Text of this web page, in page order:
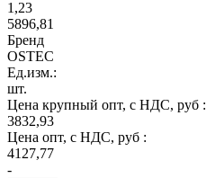
1,23
5896,81
Бренд
OSTEC
Ед.изм.:
шт.
Цена крупный опт, с НДС, руб :
3832,93
Цена опт, с НДС, руб :
4127,77
-